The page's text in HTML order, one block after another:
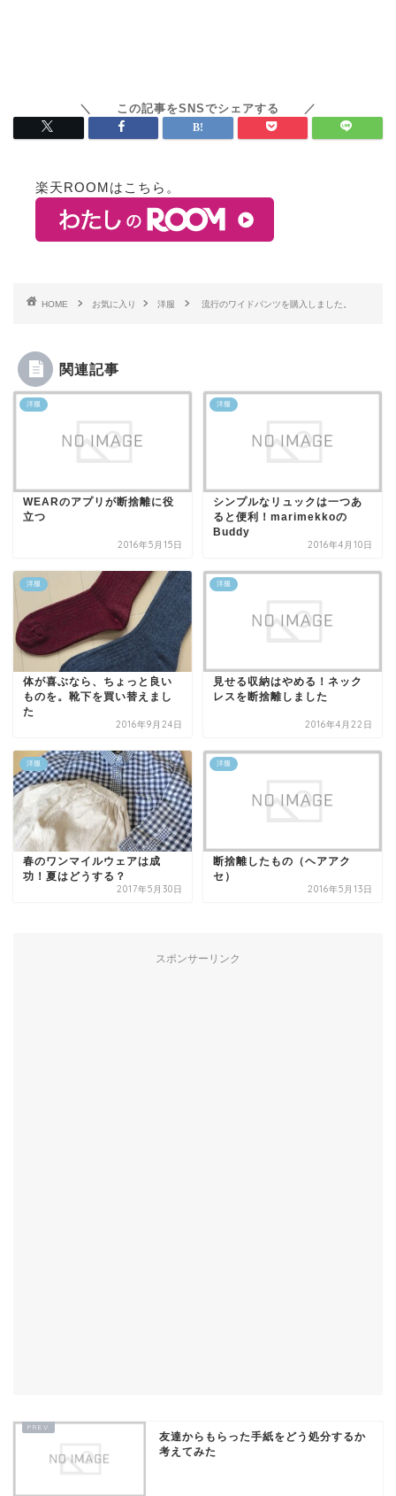
楽天ROOMはこちら。
HOME お気に入り 洋服 流行のワイドパンツを購入しました。
関連記事
洋服
WEARのアプリが断捨離に役
立つ
2016年5月15日
洋服
シンプルなリュックは一つあ
ると便利！marimekkoの
Buddy
2016年4月10日
洋服
体が喜ぶなら、ちょっと良い
ものを。靴下を買い替えまし
た
2016年9月24日
洋服
見せる収納はやめる！ネック
レスを断捨離しました
2016年4月22日
洋服
春のワンマイルウェアは成
功！夏はどうする？
2017年5月30日
洋服
断捨離したもの（ヘアアク
セ）
2016年5月13日
スポンサーリンク
友達からもらった手紙をどう処分するか
考えてみた